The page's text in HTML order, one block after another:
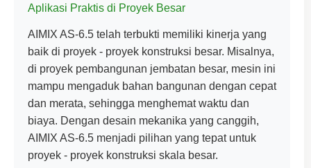
Aplikasi Praktis di Proyek Besar
AIMIX AS-6.5 telah terbukti memiliki kinerja yang
baik di proyek - proyek konstruksi besar. Misalnya,
di proyek pembangunan jembatan besar, mesin ini
mampu mengaduk bahan bangunan dengan cepat
dan merata, sehingga menghemat waktu dan
biaya. Dengan desain mekanika yang canggih,
AIMIX AS-6.5 menjadi pilihan yang tepat untuk
proyek - proyek konstruksi skala besar.